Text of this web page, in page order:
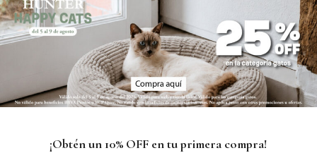
¡Obtén un 10% OFF en tu primera compra!